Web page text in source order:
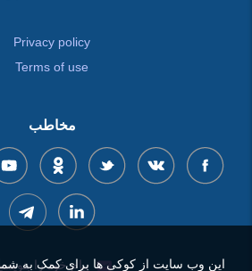
Privacy policy
Terms of use
مخاطب
پیام خود را
این وب سایت از کوکی ها برای کمک به شما